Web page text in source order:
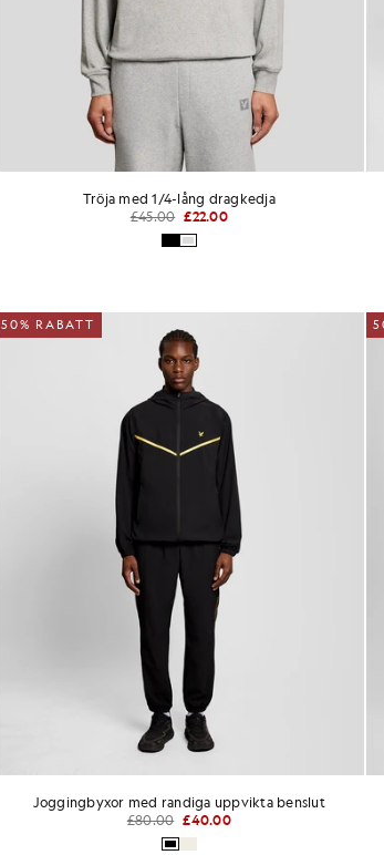
Tröja med 1/4-lång dragkedja
£45.00 £22.00
50% RABATT
Joggingbyxor med randiga uppvikta benslut
£80.00 £40.00